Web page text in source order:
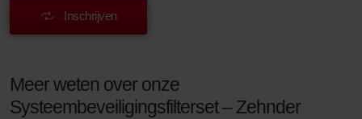
Inschrijven
Meer weten over onze
Systeembeveiligingsfilterset – Zehnder